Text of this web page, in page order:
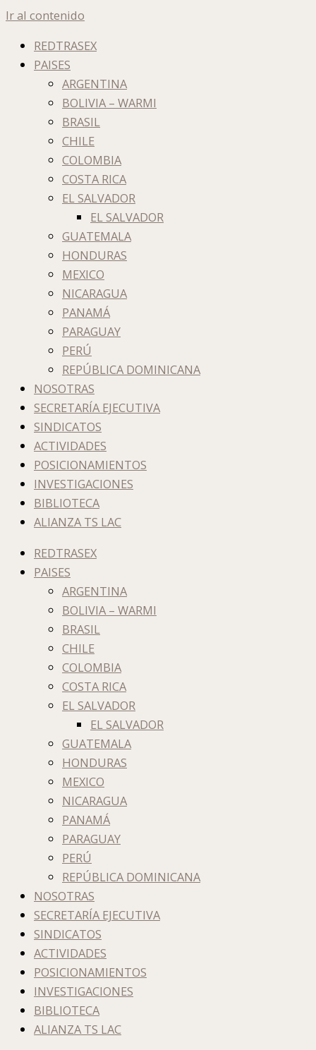
Ir al contenido
REDTRASEX
PAISES
ARGENTINA
BOLIVIA – WARMI
BRASIL
CHILE
COLOMBIA
COSTA RICA
EL SALVADOR
EL SALVADOR
GUATEMALA
HONDURAS
MEXICO
NICARAGUA
PANAMÁ
PARAGUAY
PERÚ
REPÚBLICA DOMINICANA
NOSOTRAS
SECRETARÍA EJECUTIVA
SINDICATOS
ACTIVIDADES
POSICIONAMIENTOS
INVESTIGACIONES
BIBLIOTECA
ALIANZA TS LAC
REDTRASEX
PAISES
ARGENTINA
BOLIVIA – WARMI
BRASIL
CHILE
COLOMBIA
COSTA RICA
EL SALVADOR
EL SALVADOR
GUATEMALA
HONDURAS
MEXICO
NICARAGUA
PANAMÁ
PARAGUAY
PERÚ
REPÚBLICA DOMINICANA
NOSOTRAS
SECRETARÍA EJECUTIVA
SINDICATOS
ACTIVIDADES
POSICIONAMIENTOS
INVESTIGACIONES
BIBLIOTECA
ALIANZA TS LAC